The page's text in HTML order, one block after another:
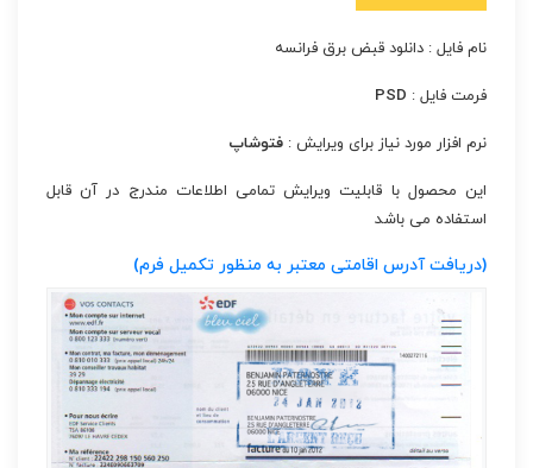
نام فایل : دانلود قبض برق فرانسه
فرمت فایل : PSD
نرم افزار مورد نیاز برای ویرایش : فتوشاپ
این محصول با قابلیت ویرایش تمامی اطلاعات مندرج در آن قابل
استفاده می باشد
(دریافت آدرس اقامتی معتبر به منظور تکمیل فرم)